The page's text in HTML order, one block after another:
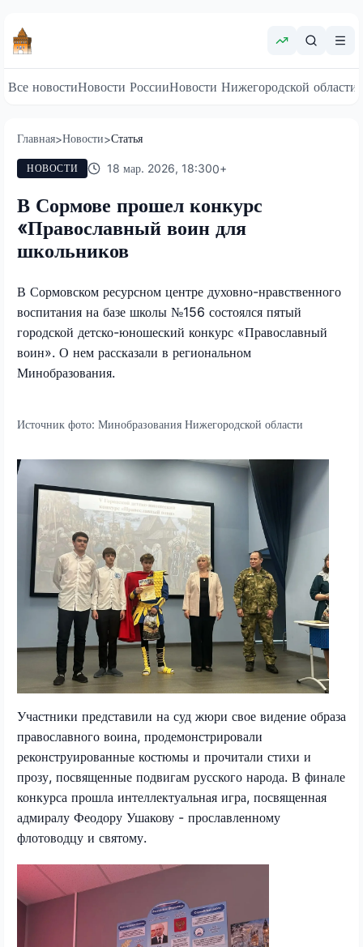
Все новостиНовости РоссииНовости Нижегородской области
Главная>Новости>Статья
НОВОСТИ 18 мар. 2026, 18:300+
В Сормове прошел конкурс
«Православный воин для
школьников
В Сормовском ресурсном центре духовно-нравственного
воспитания на базе школы №156 состоялся пятый
городской детско-юношеский конкурс «Православный
воин». О нем рассказали в региональном
Минобразования.
Источник фото: Минобразования Нижегородской области
Участники представили на суд жюри свое видение образа
православного воина, продемонстрировали
реконструированные костюмы и прочитали стихи и
прозу, посвященные подвигам русского народа. В финале
конкурса прошла интеллектуальная игра, посвященная
адмиралу Феодору Ушакову - прославленному
флотоводцу и святому.